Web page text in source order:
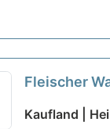
Fleischer
Kaufland |